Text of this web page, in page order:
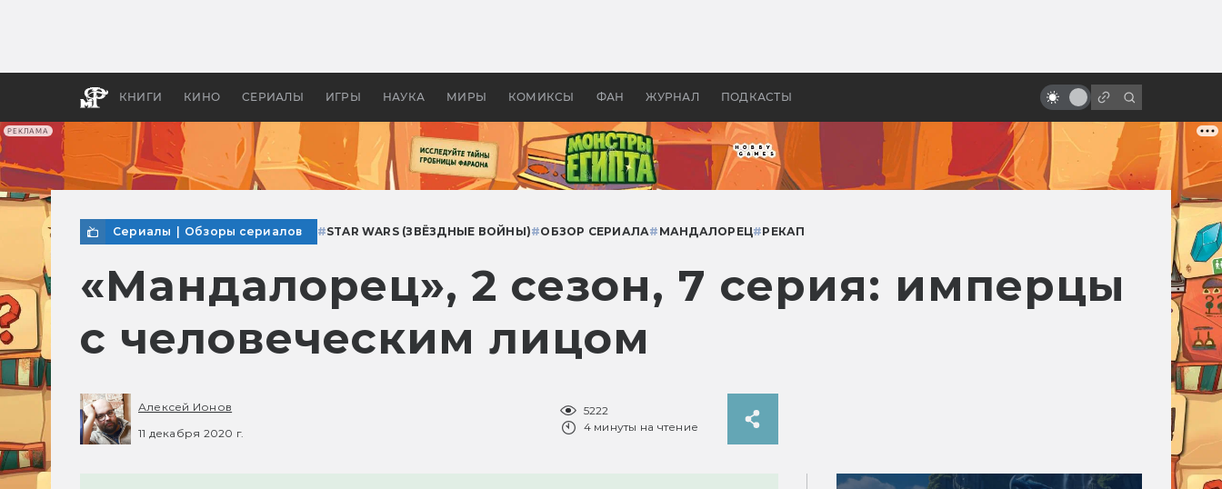
РЕКЛАМА
КНИГИ КИНО СЕРИАЛЫ ИГРЫ НАУКА МИРЫ КОМИКСЫ ФАН ЖУРНАЛ ПОДКАСТЫ
бы «Властелина колец»
Древней Грецией
миллиарды
Сериалы Обзоры сериалов #STAR WARS (ЗВЁЗДНЫЕ ВОЙНЫ)#ОБЗОР СЕРИАЛА# МАНДАЛОРЕЦ#РЕКАП
«Мандалорец», 2 сезон, 7 серия: имперцы
с человеческим лицом
Алексей Ионов
11 декабря 2020 г.
5222
4 минуты на чтение